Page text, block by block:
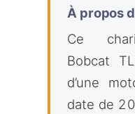
À propos
Ce
Bobcat
d’une
date de 2